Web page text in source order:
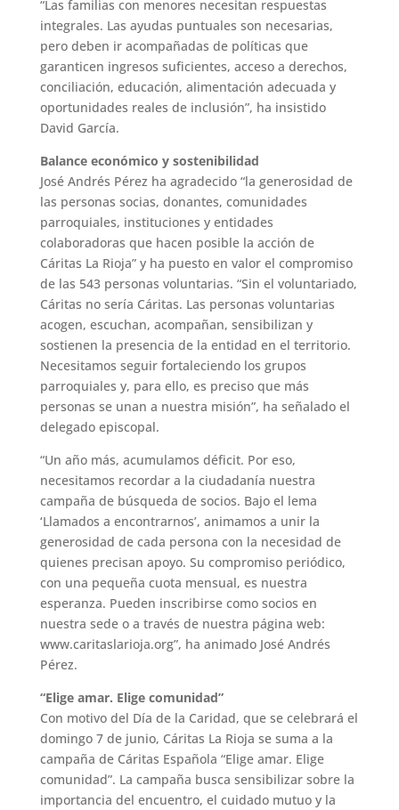
“Las familias con menores necesitan respuestas
integrales. Las ayudas puntuales son necesarias,
pero deben ir acompañadas de políticas que
garanticen ingresos suficientes, acceso a derechos,
conciliación, educación, alimentación adecuada y
oportunidades reales de inclusión”, ha insistido
David García.
Balance económico y sostenibilidad
José Andrés Pérez ha agradecido “la generosidad de
las personas socias, donantes, comunidades
parroquiales, instituciones y entidades
colaboradoras que hacen posible la acción de
Cáritas La Rioja” y ha puesto en valor el compromiso
de las 543 personas voluntarias. “Sin el voluntariado,
Cáritas no sería Cáritas. Las personas voluntarias
acogen, escuchan, acompañan, sensibilizan y
sostienen la presencia de la entidad en el territorio.
Necesitamos seguir fortaleciendo los grupos
parroquiales y, para ello, es preciso que más
personas se unan a nuestra misión”, ha señalado el
delegado episcopal.
“Un año más, acumulamos déficit. Por eso,
necesitamos recordar a la ciudadanía nuestra
campaña de búsqueda de socios. Bajo el lema
‘Llamados a encontrarnos’, animamos a unir la
generosidad de cada persona con la necesidad de
quienes precisan apoyo. Su compromiso periódico,
con una pequeña cuota mensual, es nuestra
esperanza. Pueden inscribirse como socios en
nuestra sede o a través de nuestra página web:
www.caritaslarioja.org”, ha animado José Andrés
Pérez.
“Elige amar. Elige comunidad”
Con motivo del Día de la Caridad, que se celebrará el
domingo 7 de junio, Cáritas La Rioja se suma a la
campaña de Cáritas Española “Elige amar. Elige
comunidad”. La campaña busca sensibilizar sobre la
importancia del encuentro, el cuidado mutuo y la